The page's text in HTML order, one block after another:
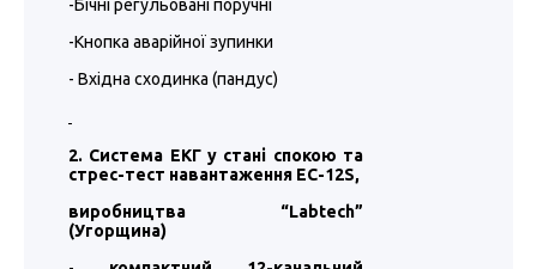
-Бічні регульовані поручні
-Кнопка аварійної зупинки
- Вхідна сходинка (пандус)
2. Система ЕКГ у стані спокою та
стрес-тест навантаження EC-12S,
виробництва “Labtech”
(Угорщина)